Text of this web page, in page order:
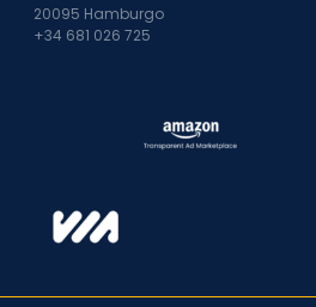
20095 Hamburgo
+34 681 026 725